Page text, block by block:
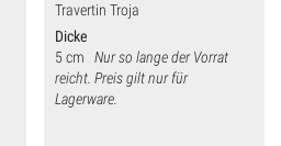
Travertin Troja
Dicke
5 cmNur so lange der Vorrat
reicht. Preis gilt nur für
Lagerware.